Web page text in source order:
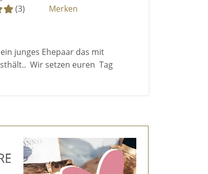
(3)
Merken
junges Ehepaar das mit
Wir setzen euren Tag